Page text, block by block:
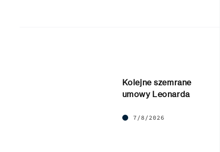
Kolejne szemrane
umowy Leonarda
7/8/2026